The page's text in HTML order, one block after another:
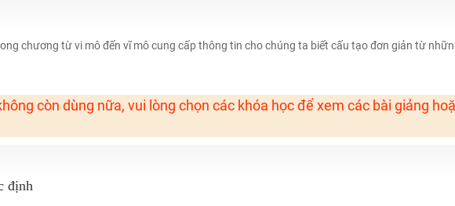
giỏi, nổi tiếng
luyện thi TN THPT - ĐH ít nhất 25 điểm
toàn bộ khoá học tại Tuyensinh247 (Từ 16-18/07/2025)
(13/11-15/11)
Lý - Hóa - Văn - Anh năm 2018
Hóa, Anh, Lý với giáo viên giỏi và nổi tiếng
chương từ vi mô đến vĩ mô cung cấp thông tin cho chúng ta biết cấu tạo đơn giản từ
còn dùng nữa, vui lòng chọn các khóa học để xem các bài giảng
định